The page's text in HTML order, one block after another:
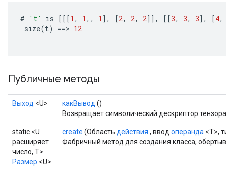
# 't' is [[[1 , 1 ,, 1 ] , [2, 2, 2]] , [[3, 3, 3] , [4,
size(t) ==> 12
Публичные методы
Выход <U> какВывод ()
Возвращает символический дескриптор
static <U
расширяет
число, T>
Размер <U>
create (Область действия , ввод операнда <T>,
Фабричный метод для создания класса,